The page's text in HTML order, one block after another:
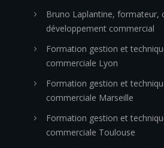
Bruno Laplantine, formateur,
développement commercial
Formation gestion et
commerciale Lyon
Formation gestion et
commerciale Marseille
Formation gestion et
commerciale Toulouse